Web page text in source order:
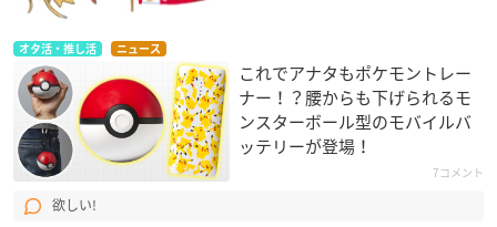
オタ活・推し活 ニュース
これでアナタもポケモントレー
ナー！？腰からも下げられるモ
ンスターボール型のモバイルバ
ッテリーが登場！
7コメント
欲しい!